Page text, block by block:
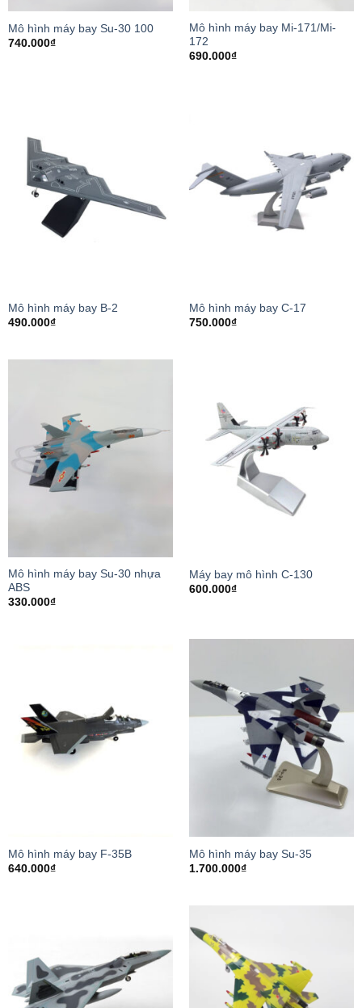
Mô hình máy bay Su-30 100
740.000₫
Mô hình máy bay Mi-171/Mi-
172
690.000₫
Mô hình máy bay B-2
490.000₫
Mô hình máy bay C-17
750.000₫
Mô hình máy bay Su-30 nhựa
ABS
330.000₫
Máy bay mô hình C-130
600.000₫
Mô hình máy bay F-35B
640.000₫
Mô hình máy bay Su-35
1.700.000₫